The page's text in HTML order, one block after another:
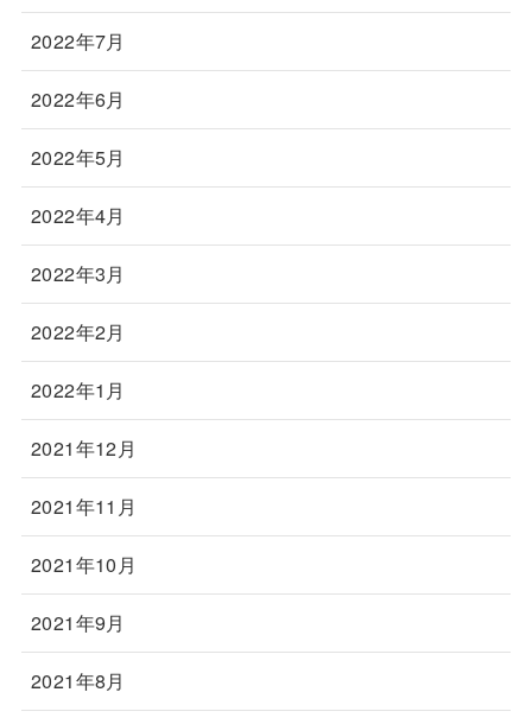
2022年7月
2022年6月
2022年5月
2022年4月
2022年3月
2022年2月
2022年1月
2021年12月
2021年11月
2021年10月
2021年9月
2021年8月